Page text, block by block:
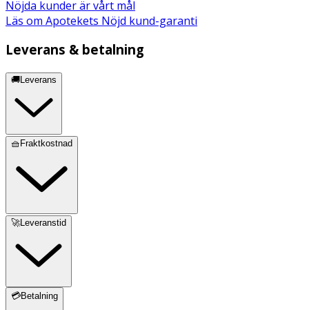
Nöjda kunder är vårt mål
Läs om Apotekets Nöjd kund-garanti
Leverans & betalning
🚚Leverans
🧺Fraktkostnad
🚀Leveranstid
💳Betalning